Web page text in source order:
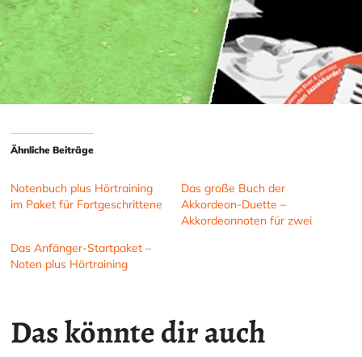
Ähnliche Beiträge
Notenbuch plus Hörtraining
im Paket für Fortgeschrittene
Das große Buch der
Akkordeon-Duette –
Akkordeonnoten für zwei
Das Anfänger-Startpaket –
Noten plus Hörtraining
Das könnte dir auch